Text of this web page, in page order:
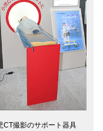
CT撮影のサポート器具